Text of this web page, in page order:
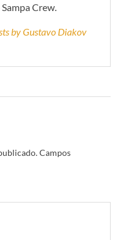
Crew.
by Gustavo Diakov
Campos